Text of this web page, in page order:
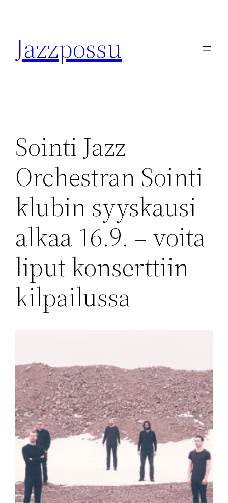
content
Jazzpossu
Sointi Jazz
Orchestran Sointi-
klubin syyskausi
alkaa 16.9. – voita
liput konserttiin
kilpailussa